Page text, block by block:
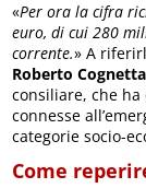
«Per ora la cifra
euro, di cui 280
corrente.» A
Roberto
consiliare, che
connesse
categorie socio-
Come